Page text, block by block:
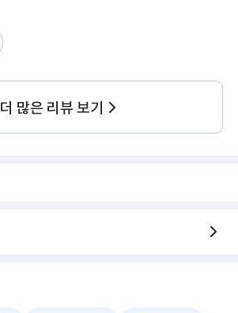
더 많은 리뷰 보기